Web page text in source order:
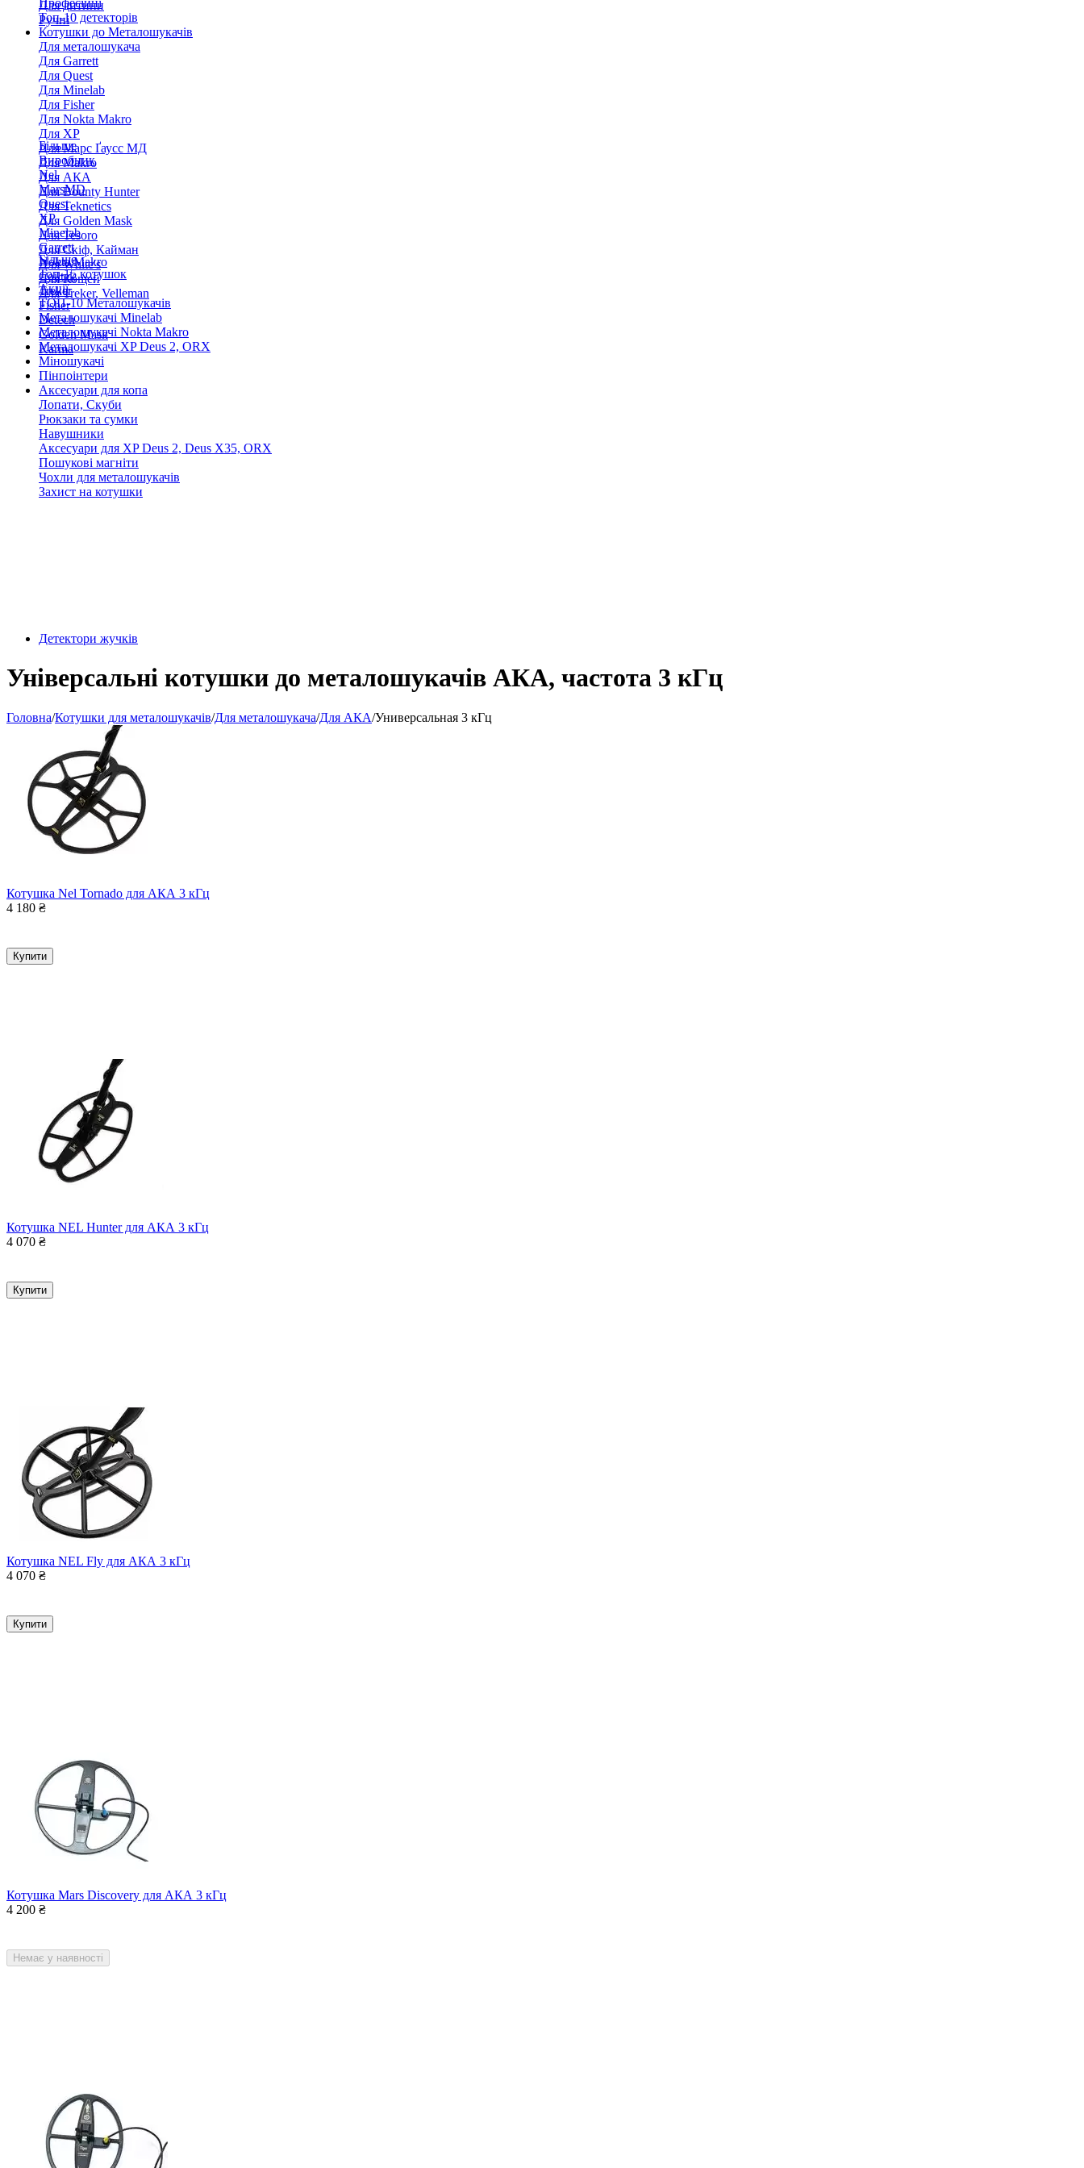
Для дитини
Ручні
Професійні
Топ-10 детекторів
Котушки до Металошукачів
Для металошукача
Для Garrett
Для Quest
Для Minelab
Для Fisher
Для Nokta Makro
Для XP
Для Марс Ґаусс МД
Для Makro
Для АКА
Для Bounty Hunter
Для Teknetics
Для Golden Mask
Для Tesoro
Для Скіф, Кайман
Для White's
Для Кощей
Для Treker, Velleman
Більше
Виробник
Nel
MarsMD
Quest
XP
Minelab
Garrett
Nokta Makro
Coiltek
Treker
Fisher
Detech
Golden Mask
Karma
Більше
Топ-15 котушок
Акції
ТОП-10 Металошукачів
Металошукачі Minelab
Металошукачі Nokta Makro
Металошукачі XP Deus 2, ORX
Міношукачі
Пінпоінтери
Аксесуари для копа
Лопати, Скуби
Рюкзаки та сумки
Навушники
Аксесуари для XP Deus 2, Deus X35, ORX
Пошукові магніти
Чохли для металошукачів
Захист на котушки
Детектори жучків
Універсальні котушки до металошукачів АКА, частота 3 кГц
Головна/Котушки для металошукачів/Для металошукача/Для АКА/Универсальная 3 кГц
Котушка Nel Tornado для АКА 3 кГц
4 180 ₴
Купити
Котушка NEL Hunter для АКА 3 кГц
4 070 ₴
Купити
Котушка NEL Fly для АКА 3 кГц
4 070 ₴
Купити
Котушка Mars Discovery для АКА 3 кГц
4 200 ₴
Немає у наявності